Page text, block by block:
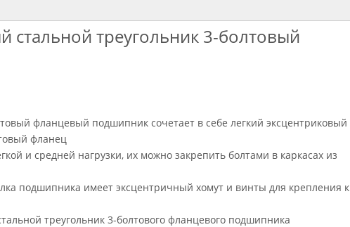
стальной треугольник 3-болтовый
фланцевый подшипник сочетает в себе легкий эксцентриковый
фланец
и средней нагрузки, их можно закрепить болтами в каркасах из
подшипника имеет эксцентричный хомут и винты для крепления к
треугольник 3-болтового фланцевого подшипника